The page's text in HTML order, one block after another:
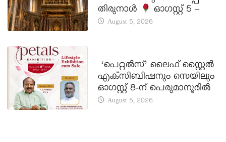
തിരുനാൾ
ഓഗസ്റ്റ് 5 –
August 5, 2026
‘പെറ്റൽസ്’ ലൈഫ് സ്റ്റൈൽ
എക്സിബിഷനും സെയിലും
ഓഗസ്റ്റ് 8-ന് പെരുമാനൂരിൽ
August 5, 2026